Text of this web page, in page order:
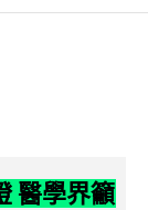
醫學界籲